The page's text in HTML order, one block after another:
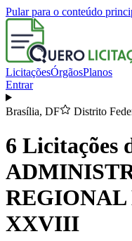
Pular para o conteúdo
LicitaçõesÓrgãosPlanos
Entrar
Brasília, DF Distrito
6 Licitações
REGIONAL
XXVIII